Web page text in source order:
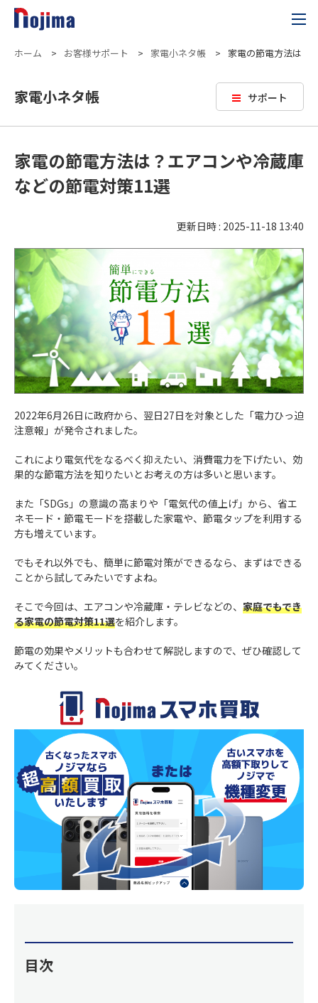
ホーム > お客様サポート > 家電小ネタ帳 > 家電の節電方法は？
サポート
家電小ネタ帳
家電の節電方法は？エアコンや冷蔵庫
などの節電対策11選
更新日時 : 2025-11-18 13:40
2022年6月26日に政府から、翌日27日を対象とした「電力ひっ迫
注意報」が発令されました。
これにより電気代をなるべく抑えたい、消費電力を下げたい、効
果的な節電方法を知りたいとお考えの方は多いと思います。
また「SDGs」の意識の高まりや「電気代の値上げ」から、省エ
ネモード・節電モードを搭載した家電や、節電タップを利用する
方も増えています。
でもそれ以外でも、簡単に節電対策ができるなら、まずはできる
ことから試してみたいですよね。
そこで今回は、エアコンや冷蔵庫・テレビなどの、 家庭でもでき
る家電の節電対策11選を紹介します。
節電の効果やメリットも合わせて解説しますので、ぜひ確認して
みてください。
目次